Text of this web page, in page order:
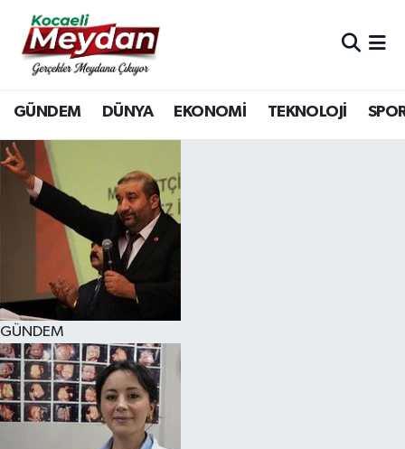
GÜNDEM DÜNYA EKONOMİ TEKNOLOJİ
GÜNDEM
Nöbetçi Eczaneler
Hava Durumu
Trafik Durumu
Süper Lig Puan Durumu ve Fikstür
Tüm Manşetler
Son Dakika Haberleri
Haber Arşivi